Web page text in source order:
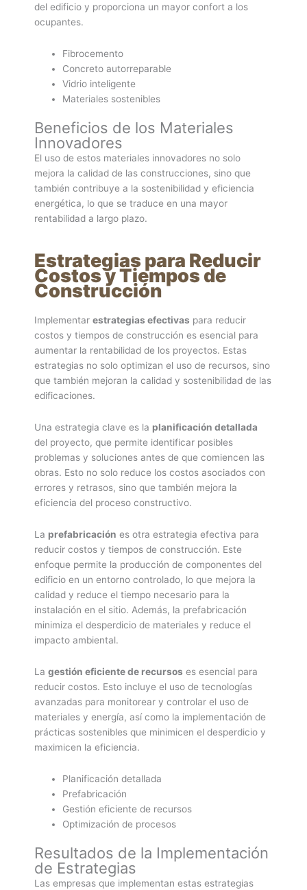
del edificio y proporciona un mayor confort a los
ocupantes.
Fibrocemento
Concreto autorreparable
Vidrio inteligente
Materiales sostenibles
Beneficios de los Materiales
Innovadores
El uso de estos materiales innovadores no solo
mejora la calidad de las construcciones, sino que
también contribuye a la sostenibilidad y eficiencia
energética, lo que se traduce en una mayor
rentabilidad a largo plazo.
Estrategias para Reducir
Costos y Tiempos de
Construcción
Implementar estrategias efectivas para reducir
costos y tiempos de construcción es esencial para
aumentar la rentabilidad de los proyectos. Estas
estrategias no solo optimizan el uso de recursos, sino
que también mejoran la calidad y sostenibilidad de las
edificaciones.
Una estrategia clave es la planificación detallada
del proyecto, que permite identificar posibles
problemas y soluciones antes de que comiencen las
obras. Esto no solo reduce los costos asociados con
errores y retrasos, sino que también mejora la
eficiencia del proceso constructivo.
La prefabricación es otra estrategia efectiva para
reducir costos y tiempos de construcción. Este
enfoque permite la producción de componentes del
edificio en un entorno controlado, lo que mejora la
calidad y reduce el tiempo necesario para la
instalación en el sitio. Además, la prefabricación
minimiza el desperdicio de materiales y reduce el
impacto ambiental.
La gestión eficiente de recursos es esencial para
reducir costos. Esto incluye el uso de tecnologías
avanzadas para monitorear y controlar el uso de
materiales y energía, así como la implementación de
prácticas sostenibles que minimicen el desperdicio y
maximicen la eficiencia.
Planificación detallada
Prefabricación
Gestión eficiente de recursos
Optimización de procesos
Resultados de la Implementación
de Estrategias
Las empresas que implementan estas estrategias